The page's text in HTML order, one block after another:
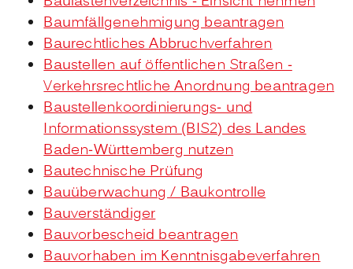
Baumfällgenehmigung beantragen
Baurechtliches Abbruchverfahren
Baustellen auf öffentlichen Straßen -
Verkehrsrechtliche Anordnung beantragen
Baustellenkoordinierungs- und
Informationssystem (BIS2) des Landes
Baden-Württemberg nutzen
Bautechnische Prüfung
Bauüberwachung / Baukontrolle
Bauverständiger
Bauvorbescheid beantragen
Bauvorhaben im Kenntnisgabeverfahren